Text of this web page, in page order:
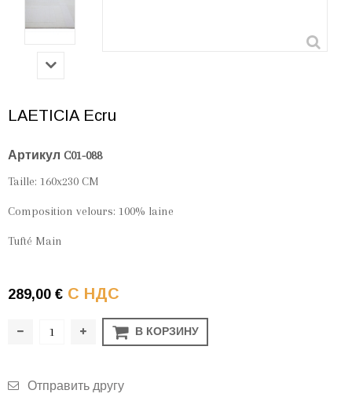
LAETICIA Ecru
Артикул C01-088
Taille: 160x230 CM
Composition velours: 100% laine
Tufté Main
289,00 € С НДС
В КОРЗИНУ
Отправить другу